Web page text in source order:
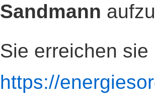
Sandmann
Sie erreichen sie
https://